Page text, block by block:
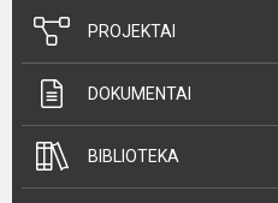
PROJEKTAI
DOKUMENTAI
BIBLIOTEKA